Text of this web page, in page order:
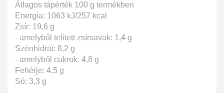
Átlagos tápérték 100 g termékben
Energia: 1063 kJ/257 kcal
Zsír: 19,6 g
- amelyből telített zsírsavak: 1,4 g
Szénhidrát: 8,2 g
- amelyből cukrok: 4,8 g
Fehérje: 4,5 g
Só: 3,3 g